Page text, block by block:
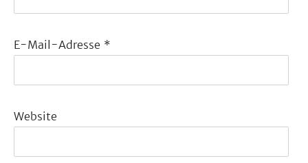
E-Mail-Adresse *
Website